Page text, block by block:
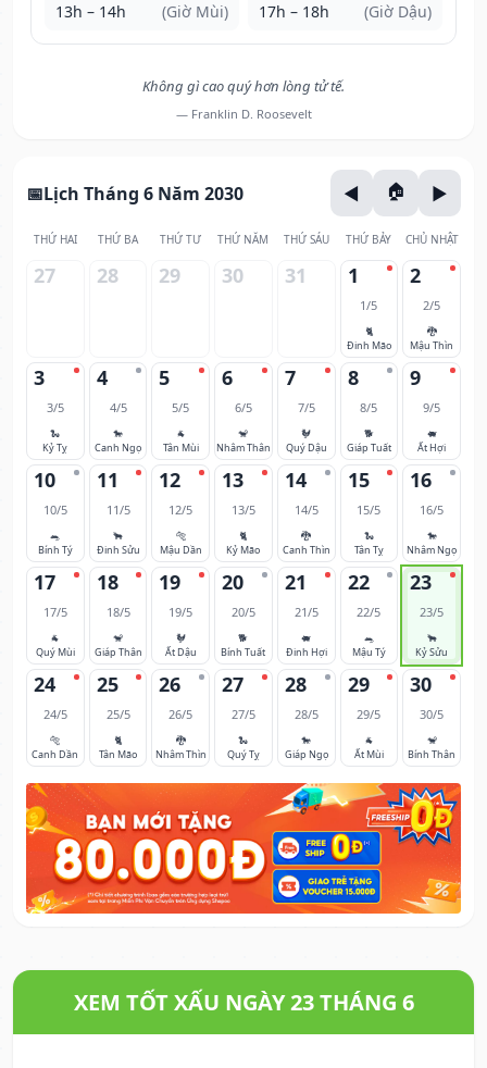
13h – 14h (Giờ Mùi) 17h – 18h (Giờ Dậu)
Không gì cao quý hơn lòng tử tế.
— Franklin D. Roosevelt
Lịch Tháng 6 Năm 2030
THỨ HAI THỨ BA THỨ TƯ THỨ NĂM THỨ SÁU THỨ BẢY CHỦ NHẬT
27 28 29 30 31 1
1/5
🐈
Đinh Mão
2
2/5
🐉
Mậu Thìn
3
3/5
🐍
Kỷ Tỵ
4
4/5
🐎
Canh Ngọ
5
5/5
🐐
Tân Mùi
6
6/5
🐒
Nhâm Thân
7
7/5
🐓
Quý Dậu
8
8/5
🐕
Giáp Tuất
9
9/5
🐖
Ất Hợi
10
10/5
🐀
Bính Tý
11
11/5
🐂
Đinh Sửu
12
12/5
🐅
Mậu Dần
13
13/5
🐈
Kỷ Mão
14
14/5
🐉
Canh Thìn
15
15/5
🐍
Tân Tỵ
16
16/5
🐎
Nhâm Ngọ
17
17/5
🐐
Quý Mùi
18
18/5
🐒
Giáp Thân
19
19/5
🐓
Ất Dậu
20
20/5
🐕
Bính Tuất
21
21/5
🐖
Đinh Hợi
22
22/5
🐀
Mậu Tý
23
23/5
🐂
Kỷ Sửu
24
24/5
🐅
Canh Dần
25
25/5
🐈
Tân Mão
26
26/5
🐉
Nhâm Thìn
27
27/5
🐍
Quý Tỵ
28
28/5
🐎
Giáp Ngọ
29
29/5
🐐
Ất Mùi
30
30/5
🐒
Bính Thân
XEM TỐT XẤU NGÀY 23 THÁNG 6